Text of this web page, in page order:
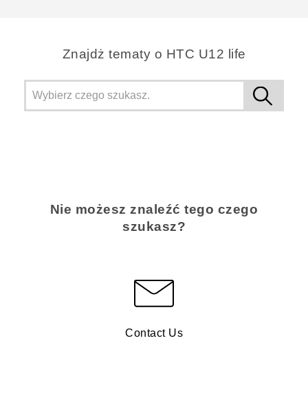
Znajdż tematy o HTC U12 life
Nie możesz znaleźć tego czego
szukasz?
Contact Us